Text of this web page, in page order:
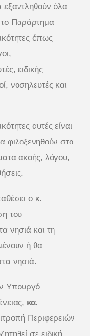
εξαντληθούν όλα
το Παράρτημα
όπως
ειδικής
νοσηλευτές και
αυτές είναι
φιλοξενηθούν στο
ακοής, λόγου,
ο κ.
του
νησιά και τη
ή θα
νησιά.
Υπουργό
κα.
Περιφερειών
σε ειδική